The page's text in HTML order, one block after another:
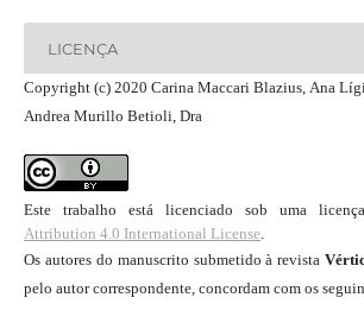
LICENÇA
Copyright (c) 2020 Carina Maccari Blazius, Ana
Andrea Murillo Betioli, Dra
Este trabalho está licenciado sob uma
Attribution 4.0 International License.
Os autores do manuscrito submetido à revista
pelo autor correspondente, concordam com os